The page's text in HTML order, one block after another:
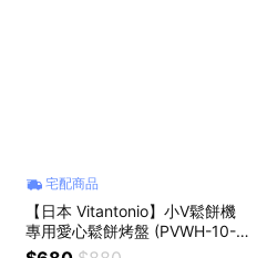
宅配商品
【日本 Vitantonio】小V鬆餅機
專用愛心鬆餅烤盤 (PVWH-10-H
W)